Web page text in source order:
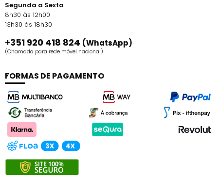
Segunda a Sexta
8h30 às 12h00
13h30 às 18h30
+351 920 418 824 (WhatsApp)
(Chamada para rede móvel nacional)
FORMAS DE PAGAMENTO